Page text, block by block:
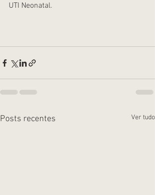
UTI Neonatal.
Posts recentes Ver tudo